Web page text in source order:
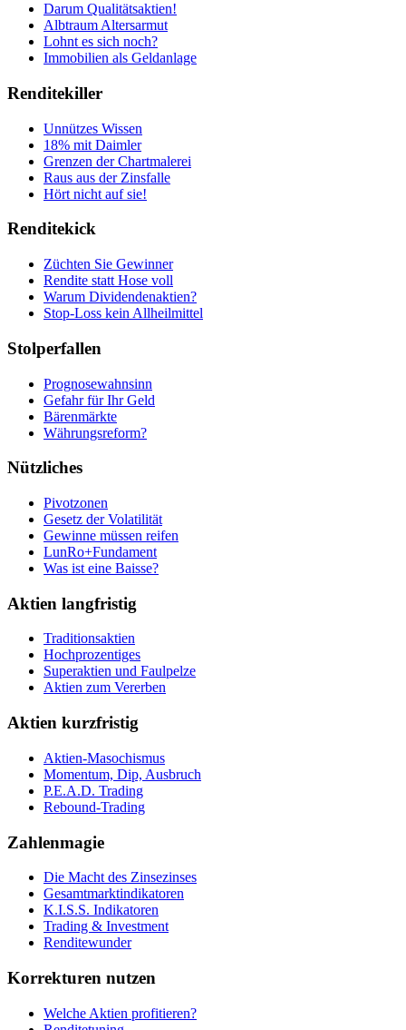
Darum Qualitätsaktien!
Albtraum Altersarmut
Lohnt es sich noch?
Immobilien als Geldanlage
Renditekiller
Unnützes Wissen
18% mit Daimler
Grenzen der Chartmalerei
Raus aus der Zinsfalle
Hört nicht auf sie!
Renditekick
Züchten Sie Gewinner
Rendite statt Hose voll
Warum Dividendenaktien?
Stop-Loss kein Allheilmittel
Stolperfallen
Prognosewahnsinn
Gefahr für Ihr Geld
Bärenmärkte
Währungsreform?
Nützliches
Pivotzonen
Gesetz der Volatilität
Gewinne müssen reifen
LunRo+Fundament
Was ist eine Baisse?
Aktien langfristig
Traditionsaktien
Hochprozentiges
Superaktien und Faulpelze
Aktien zum Vererben
Aktien kurzfristig
Aktien-Masochismus
Momentum, Dip, Ausbruch
P.E.A.D. Trading
Rebound-Trading
Zahlenmagie
Die Macht des Zinsezinses
Gesamtmarktindikatoren
K.I.S.S. Indikatoren
Trading & Investment
Renditewunder
Korrekturen nutzen
Welche Aktien profitieren?